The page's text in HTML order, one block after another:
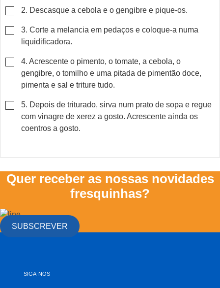
▢
2. Descasque a cebola e o gengibre e pique-os.
▢
3. Corte a melancia em pedaços e coloque-a numa
liquidificadora.
▢
4. Acrescente o pimento, o tomate, a cebola, o
gengibre, o tomilho e uma pitada de pimentão doce,
pimenta e sal e triture tudo.
▢
5. Depois de triturado, sirva num prato de sopa e regue
com vinagre de xerez a gosto. Acrescente ainda os
coentros a gosto.
Quer receber as nossas novidades
fresquinhas?
SUBSCREVER
SIGA-NOS